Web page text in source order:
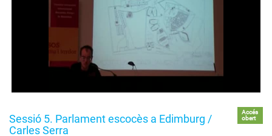
Sessió 5. Parlament escocès a Edimburg /
Carles Serra
Accés
obert